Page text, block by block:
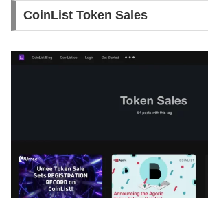
CoinList Token Sales